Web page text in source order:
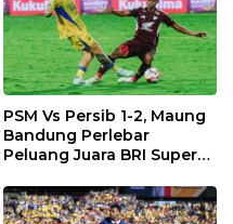
PSM Vs Persib 1-2, Maung
Bandung Perlebar
Peluang Juara BRI Super